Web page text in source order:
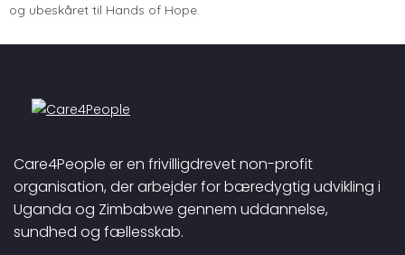
og ubeskåret til Hands of Hope.
Care4People er en frivilligdrevet non-profit
organisation, der arbejder for bæredygtig udvikling i
Uganda og Zimbabwe gennem uddannelse,
sundhed og fællesskab.